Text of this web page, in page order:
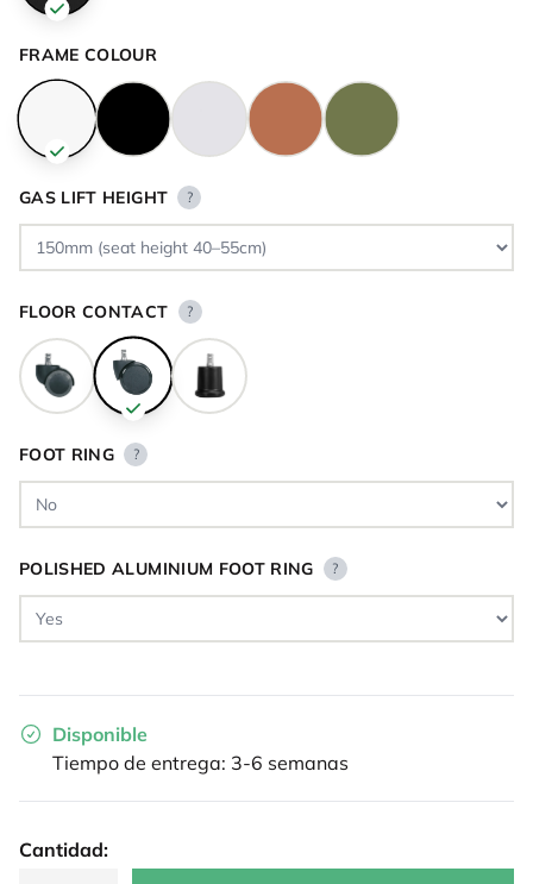
FRAME COLOUR
GAS LIFT HEIGHT ?
FLOOR CONTACT ?
FOOT RING ?
POLISHED ALUMINIUM FOOT RING ?
Disponible
Tiempo de entrega: 3-6 semanas
Cantidad: